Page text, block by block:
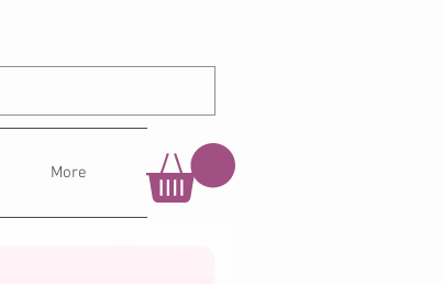
More